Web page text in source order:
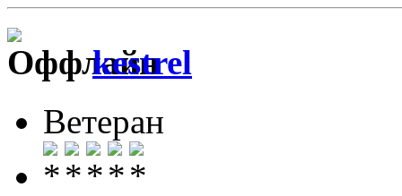
kestrel
Ветеран